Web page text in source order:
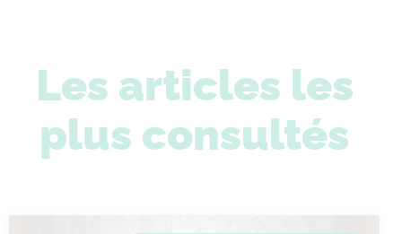
Les articles les
plus consultés